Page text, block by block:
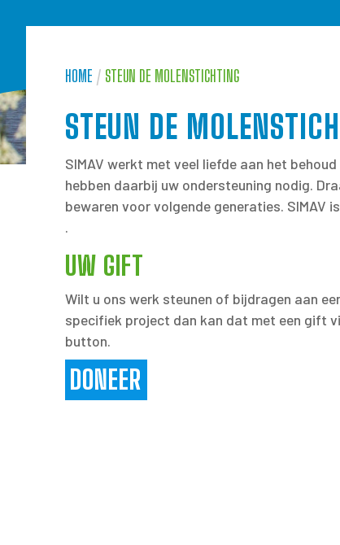
HOME / STEUN DE MOLENSTICHTING
STEUN DE
SIMAV werkt met veel liefde aan het
hebben daarbij uw ondersteuning nodig.
bewaren voor volgende generaties. SIMAV
.
UW GIFT
Wilt u ons werk steunen of bijdragen aan
specifiek project dan kan dat met een gift
button.
DONEER